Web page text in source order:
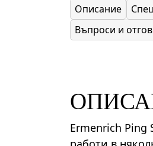
Описание
Въпроси и
Ermenrich Ping